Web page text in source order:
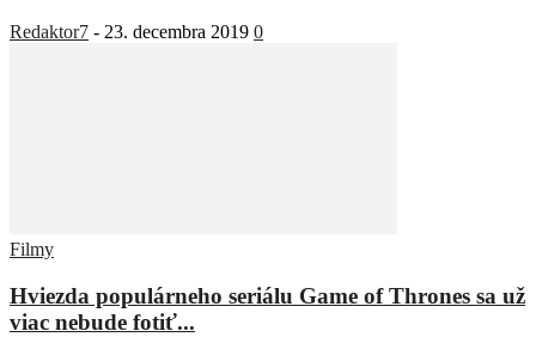
Redaktor7 - 23. decembra 2019 0
Filmy
Hviezda populárneho seriálu Game of Thrones sa už
viac nebude fotiť...